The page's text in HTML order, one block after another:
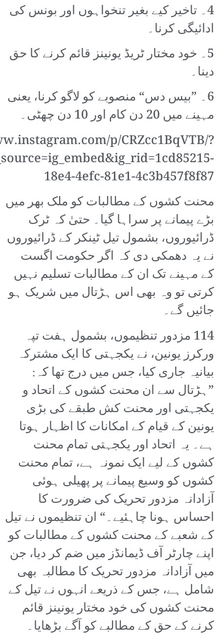
4۔ تاخیر کیے بغیر تنخواہوں اور بونس کی
ادائیگی کرنا۔
5۔ خود مختار ٹریڈ یونینز قائم کرنے کا حق
دینا۔
6۔ ”بیس دس“ منصوبے کو لاگو کرنا، یعنی
مہینے میں 20 دن کام اور 10 دن چھٹی۔
p/CRZcc1BqVTB/?
18e4-4efc-81e1-4c3b457f8f87
محنت کشوں کے مطالبات کو ملک بھر میں
بڑے پیمانے پر سراہا گیا۔ حتیٰ کہ ٹرک
ڈرائیوروں، بشمول تیل ٹینکر کے ڈرائیوروں
نے یہ دھمکی دی کہ اگر حکومت اگست
کے مہینے تک ان کے مطالبات تسلیم نہیں
کرتی تو وہ بھی اس ہڑتال میں شریک ہو
جائیں گے۔
114 مزدور تنظیموں، بشمول ہفت تپہ
ورکرز یونین، نے یکجہتی کا ایک مشترکہ
بیانیہ جاری کیا، جس میں درج تھا کہ:
”ہڑتال سے ان محنت کشوں کے اتحاد و
یکجہتی اور محنت کش طبقے کی بڑی
یونین کے قیام کے امکانات کا اظہار ہوتا
ہے۔ یہ اتحاد اور یکجہتی تمام محنت
کشوں کے لیے ایک نمونہ ہے، تمام محنت
کشوں کو وسیع پیمانے پر پھیلی ہوئی
آزادانہ مزدور تحریک کی ضرورت کا
احساس ہونا چاہئیے۔“ ان تنظیموں نے تیل
کے شعبے کے محنت کشوں کے مطالبات کو
اپنے چارٹر آف ڈیمانڈز میں ضم کر دیا، جن
میں آزادانہ مزدور تحریک کا مطالبہ بھی
شامل ہے، جس کے ذریعے انہوں نے تیل کے
محنت کشوں کی خود مختار یونینز قائم
کرنے کے حق کے مطالبے کو آگے بڑھایا۔